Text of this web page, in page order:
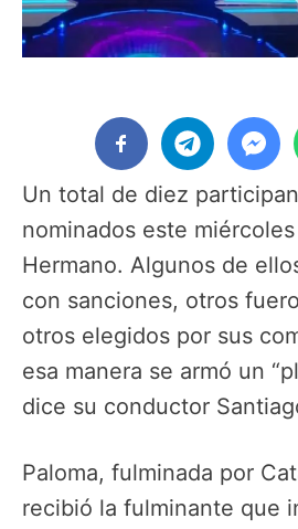
Un total de diez
nominados este
Hermano. Algunos de
con sanciones, otros
otros elegidos por sus
esa manera se armó un
dice su conductor
Paloma, fulminada por
recibió la fulminante que